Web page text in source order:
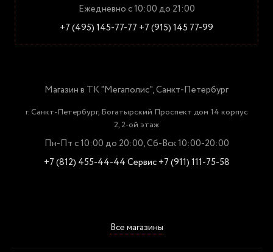
Ежедневно с 10:00 до 21:00
+7 (495) 145-77-77 +7 (915) 145 77-99
Магазин в ТК "Мегаполис", Санкт-Петербург
г. Санкт-Петербург, Богатырский Проспект дом 14 корпус
2, 2-ой этаж
Пн-Пт с 10:00 до 20:00, Сб-Вск 10:00-20:00
+7 (812) 455-44-44Сервис +7 (911) 111-75-58
Все магазины